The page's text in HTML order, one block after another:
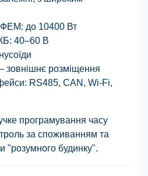
ФЕМ: до 10400 Вт
40–60 В
зовнішнє розміщення
RS485, CAN, Wi-Fi,
програмування часу
за споживанням та
"розумного будинку".